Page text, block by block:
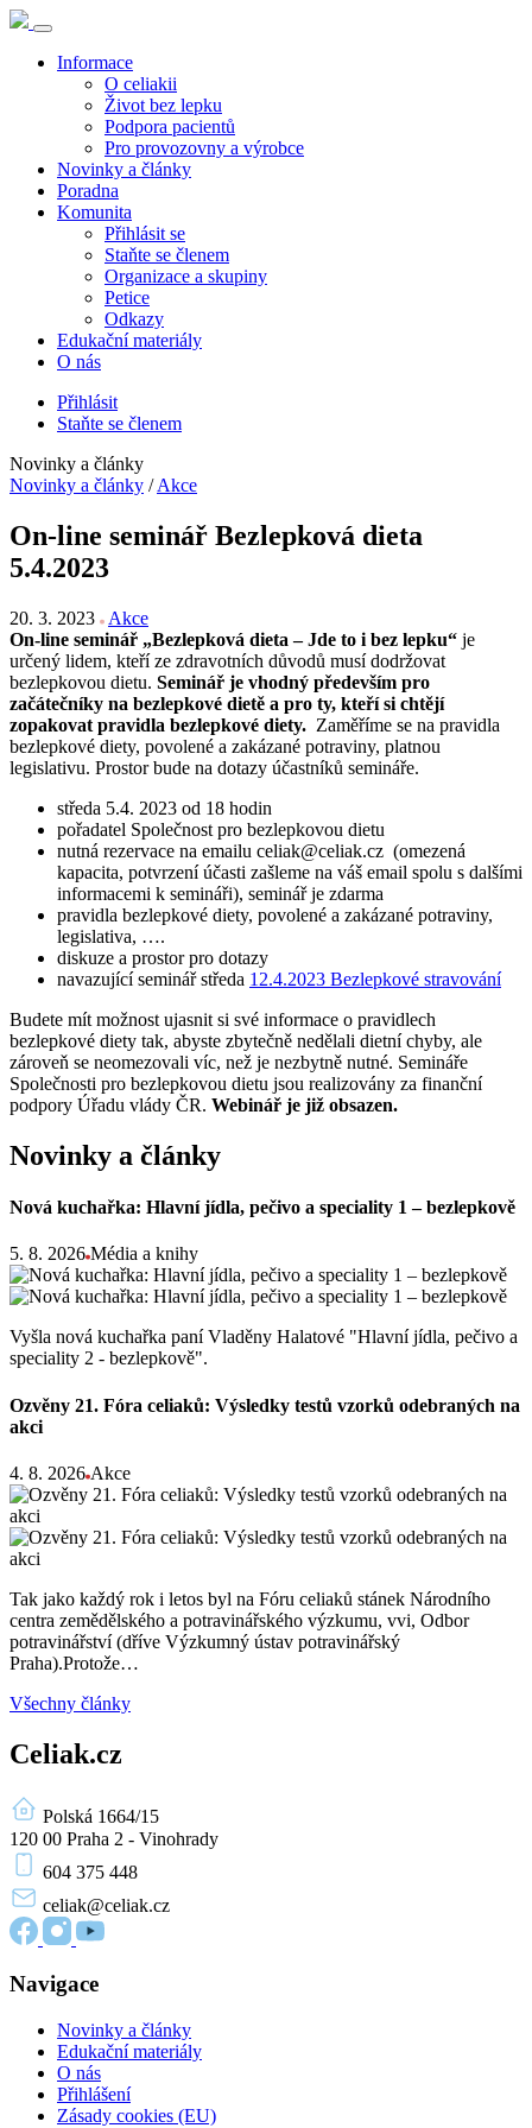
Informace
O celiakii
Život bez lepku
Podpora pacientů
Pro provozovny a výrobce
Novinky a články
Poradna
Komunita
Přihlásit se
Staňte se členem
Organizace a skupiny
Petice
Odkazy
Edukační materiály
O nás
Přihlásit
Staňte se členem
Novinky a články
Novinky a články / Akce
On-line seminář Bezlepková dieta
5.4.2023
20. 3. 2023
Akce
On-line seminář „Bezlepková dieta – Jde to i bez lepku“ je
určený lidem, kteří ze zdravotních důvodů musí dodržovat
bezlepkovou dietu. Seminář je vhodný především pro
začátečníky na bezlepkové dietě a pro ty, kteří si chtějí
zopakovat pravidla bezlepkové diety. Zaměříme se na pravidla
bezlepkové diety, povolené a zakázané potraviny, platnou
legislativu. Prostor bude na dotazy účastníků semináře.
středa 5.4. 2023 od 18 hodin
pořadatel Společnost pro bezlepkovou dietu
nutná rezervace na emailu celiak@celiak.cz (omezená
kapacita, potvrzení účasti zašleme na váš email spolu s dalšími
informacemi k semináři), seminář je zdarma
pravidla bezlepkové diety, povolené a zakázané potraviny,
legislativa, ….
diskuze a prostor pro dotazy
navazující seminář středa 12.4.2023 Bezlepkové stravování
Budete mít možnost ujasnit si své informace o pravidlech
bezlepkové diety tak, abyste zbytečně nedělali dietní chyby, ale
zároveň se neomezovali víc, než je nezbytně nutné. Semináře
Společnosti pro bezlepkovou dietu jsou realizovány za finanční
podpory Úřadu vlády ČR. Webinář je již obsazen.
Novinky a články
Nová kuchařka: Hlavní jídla, pečivo a speciality 1 – bezlepkově
5. 8. 2026 Média a knihy
Vyšla nová kuchařka paní Vladěny Halatové "Hlavní jídla, pečivo a
speciality 2 - bezlepkově".
Ozvěny 21. Fóra celiaků: Výsledky testů vzorků odebraných na
akci
4. 8. 2026 Akce
Tak jako každý rok i letos byl na Fóru celiaků stánek Národního
centra zemědělského a potravinářského výzkumu, vvi, Odbor
potravinářství (dříve Výzkumný ústav potravinářský
Praha).Protože…
Všechny články
Celiak.cz
Polská 1664/15
120 00 Praha 2 - Vinohrady
604 375 448
celiak@celiak.cz
Navigace
Novinky a články
Edukační materiály
O nás
Přihlášení
Zásady cookies (EU)